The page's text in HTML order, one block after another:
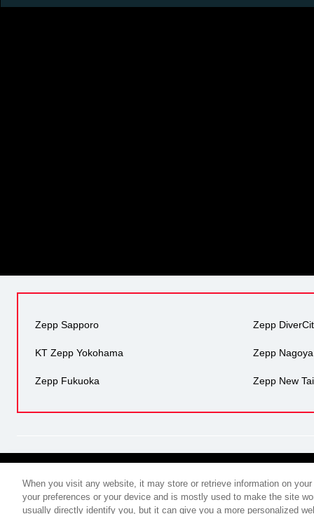
Zepp Sapporo Zepp
KT Zepp Yokohama Zepp Nagoya
Zepp Fukuoka Zepp New
When you visit any website, it may store or retrieve information on
your preferences or your device and is mostly used to make the site
usually directly identify you, but it can give you a more personalized